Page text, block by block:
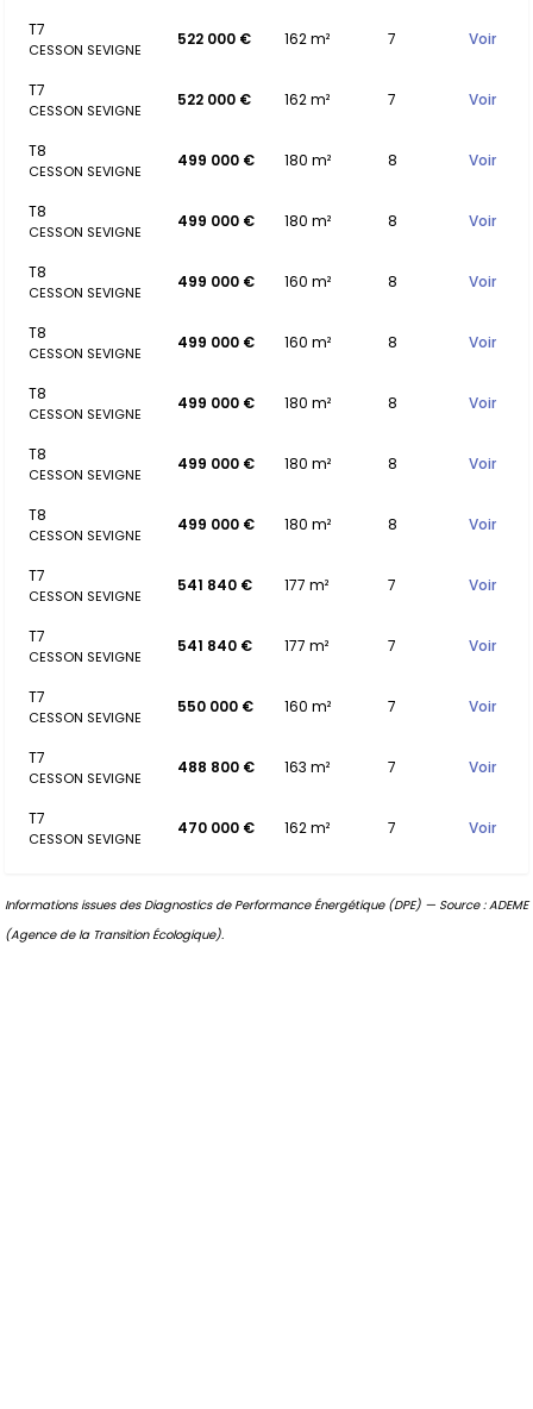
T7
CESSON SEVIGNE
522 000 € 162 m² 7 Voir
T7
CESSON SEVIGNE
522 000 € 162 m² 7 Voir
T8
CESSON SEVIGNE
499 000 € 180 m² 8 Voir
T8
CESSON SEVIGNE
499 000 € 180 m² 8 Voir
T8
CESSON SEVIGNE
499 000 € 160 m² 8 Voir
T8
CESSON SEVIGNE
499 000 € 160 m² 8 Voir
T8
CESSON SEVIGNE
499 000 € 180 m² 8 Voir
T8
CESSON SEVIGNE
499 000 € 180 m² 8 Voir
T8
CESSON SEVIGNE
499 000 € 180 m² 8 Voir
T7
CESSON SEVIGNE
541 840 € 177 m² 7 Voir
T7
CESSON SEVIGNE
541 840 € 177 m² 7 Voir
T7
CESSON SEVIGNE
550 000 € 160 m² 7 Voir
T7
CESSON SEVIGNE
488 800 € 163 m² 7 Voir
T7
CESSON SEVIGNE
470 000 € 162 m² 7 Voir
Informations issues des Diagnostics de Performance Énergétique (DPE) — Source : ADEME
(Agence de la Transition Écologique).